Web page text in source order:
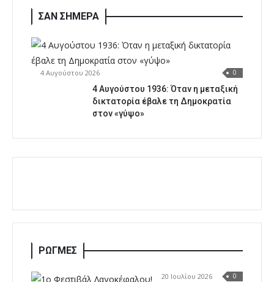
ΣΑΝ ΣΗΜΕΡΑ
4 Αυγούστου 2026 0
4 Αυγούστου 1936: Όταν η μεταξική
δικτατορία έβαλε τη Δημοκρατία
στον «γύψο»
ΡΩΓΜΕΣ
20 Ιουλίου 2026 0